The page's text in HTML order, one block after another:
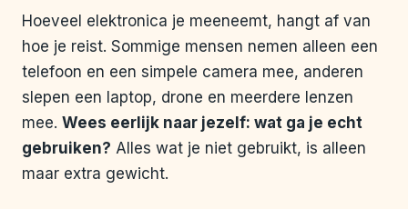
Hoeveel elektronica je meeneemt, hangt af van
hoe je reist. Sommige mensen nemen alleen een
telefoon en een simpele camera mee, anderen
slepen een laptop, drone en meerdere lenzen
mee. Wees eerlijk naar jezelf: wat ga je echt
gebruiken? Alles wat je niet gebruikt, is alleen
maar extra gewicht.